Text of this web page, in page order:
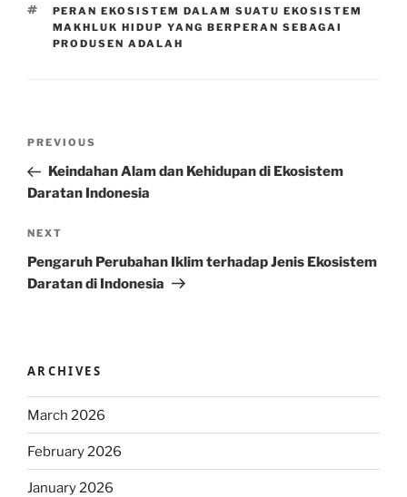
TAGS
PERAN EKOSISTEM DALAM SUATU EKOSISTEM
MAKHLUK HIDUP YANG BERPERAN SEBAGAI
PRODUSEN ADALAH
Previous
Post
PREVIOUS
Keindahan Alam dan Kehidupan di Ekosistem
Daratan Indonesia
Next
Post
NEXT
Pengaruh Perubahan Iklim terhadap Jenis Ekosistem
Daratan di Indonesia
ARCHIVES
March 2026
February 2026
January 2026